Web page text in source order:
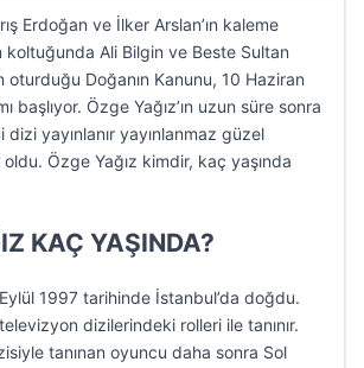
Erdoğan ve İlker Arslan’ın kaleme
koltuğunda Ali Bilgin ve Beste Sultan
oturduğu Doğanın Kanunu, 10 Haziran
başlıyor. Özge Yağız’ın uzun süre sonra
yayınlanır yayınlanmaz güzel
Özge Yağız kimdir, kaç yaşında
KAÇ YAŞINDA?
1997 tarihinde İstanbul’da doğdu.
dizilerindeki rolleri ile tanınır.
tanınan oyuncu daha sonra Sol